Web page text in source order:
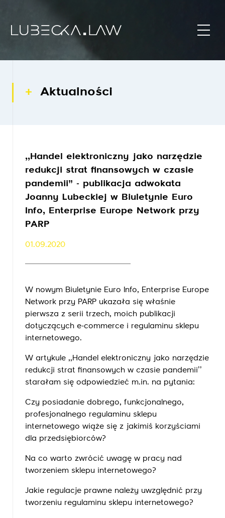
Aktualności
,,Handel elektroniczny jako narzędzie
redukcji strat finansowych w czasie
pandemii’’ - publikacja adwokata
Joanny Lubeckiej w Biuletynie Euro
Info, Enterprise Europe Network przy
PARP
01.09.2020
W nowym Biuletynie Euro Info, Enterprise Europe
Network przy PARP ukazała się właśnie
pierwsza z serii trzech, moich publikacji
dotyczących e-commerce i regulaminu sklepu
internetowego.
W artykule ,,Handel elektroniczny jako narzędzie
redukcji strat finansowych w czasie pandemii’’
starałam się odpowiedzieć m.in. na pytania:
Czy posiadanie dobrego, funkcjonalnego,
profesjonalnego regulaminu sklepu
internetowego wiąże się z jakimiś korzyściami
dla przedsiębiorców?
Na co warto zwrócić uwagę w pracy nad
tworzeniem sklepu internetowego?
Jakie regulacje prawne należy uwzględnić przy
tworzeniu regulaminu sklepu internetowego?